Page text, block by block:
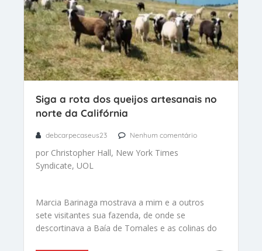
Siga a rota dos queijos artesanais no
norte da Califórnia
debcarpecaseus23 Nenhum comentário
por Christopher Hall, New York Times
Syndicate, UOL
Marcia Barinaga mostrava a mim e a outros
sete visitantes sua fazenda, de onde se
descortinava a Baía de Tomales e as colinas do